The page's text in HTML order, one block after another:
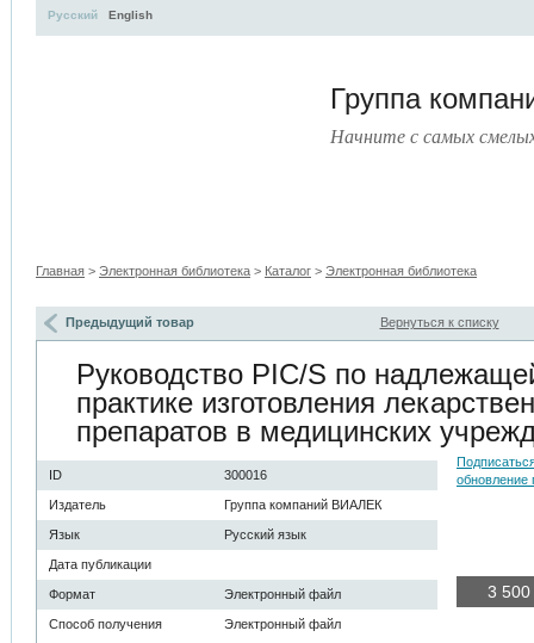
Группа
Начните с самых
Русский English
Главная > Электронная библиотека > Каталог > Электронная библиотека
Предыдущий товар Вернуться к списку
Руководство PIC/S по
практике изготовления
препаратов в медицинских
ID 300016
Издатель Группа компаний ВИАЛЕК
Язык Русский язык
Дата публикации
Формат Электронный файл
Способ получения Электронный файл
обновление
3 500